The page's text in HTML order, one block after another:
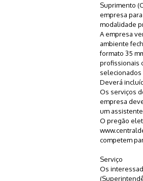
Suprimento
empresa
modalidade
A empresa
ambiente
formato 35
profissionais
selecionados
Deverá
Os serviços
empresa
um
O pregão
competem
Serviço
Os